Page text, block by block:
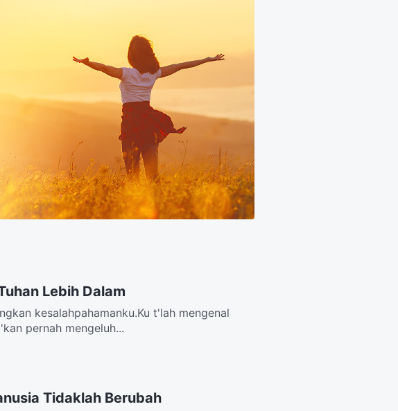
Lebih Dalam
kesalahpahamanku.Ku t'lah mengenal
pernah mengeluh...
Tidaklah Berubah